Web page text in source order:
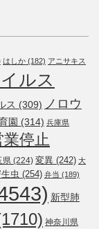
はしか (182) アニサキス
ルス
ス (309) ノロウ
園 (314) 兵庫県
業停止
県 (224) 変異 (242) 大
虫 (254) 弁当 (189)
新型肺
神奈川県